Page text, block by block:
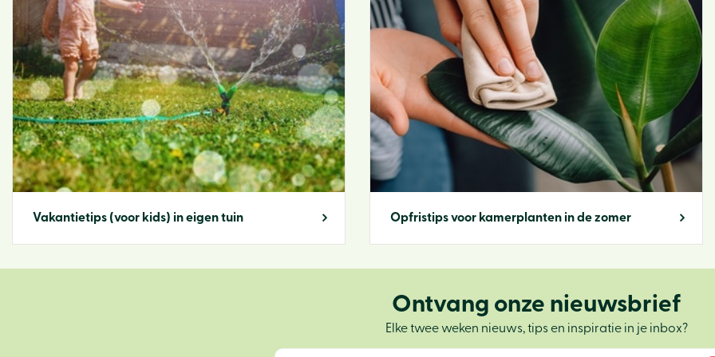
Vakantietips (voor kids) in eigen tuin Opfristips voor kamerplanten in de zomer
Ontvang onze nieuwsbrief
Elke twee weken nieuws, tips en inspiratie in je inbox?